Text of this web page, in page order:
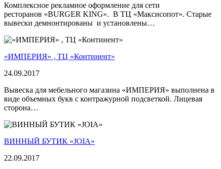
Комплексное рекламное оформление для сети
ресторанов «BURGER KING». В ТЦ «Максисопот». Старые
вывески демнонтированы и установлены…
«ИМПЕРИЯ» , ТЦ «Континент»
24.09.2017
Вывеска для мебельного магазина «ИМПЕРИЯ» выполнена в
виде объемных букв с контражурной подсветкой. Лицевая
сторона…
ВИННЫЙ БУТИК «JOIA»
22.09.2017